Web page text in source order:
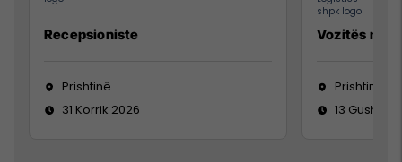
Recepsioniste
Prishtinë
31 Korrik 2026
Vozitës me
Prishtinë
13 Gusht